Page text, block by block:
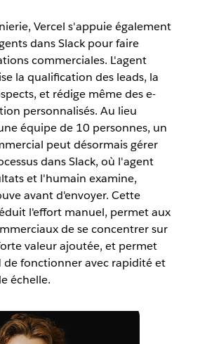
Vercel s'appuie également
dans Slack pour faire
commerciales. L'agent
la qualification des leads, la
et rédige même des e-
personnalisés. Au lieu
équipe de 10 personnes, un
peut désormais gérer
dans Slack, où l'agent
et l'humain examine,
avant d'envoyer. Cette
l'effort manuel, permet aux
de se concentrer sur
valeur ajoutée, et permet
de fonctionner avec rapidité et
échelle.